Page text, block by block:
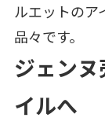
ルエットのア
品々です。
ジェン
イルへ